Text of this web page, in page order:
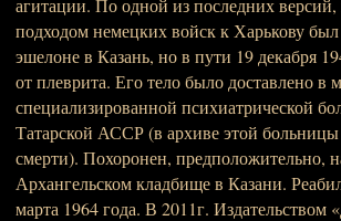
агитации. По одной из последних версий,
подходом немецких войск к Харькову
эшелоне в Казань, но в пути 19 декабря
от плеврита. Его тело было доставлено в
специализированной психиатрической
Татарской АССР (в архиве этой больницы
смерти). Похоронен, предположительно,
Архангельском кладбище в Казани.
марта 1964 года. В 2011г. Издательством